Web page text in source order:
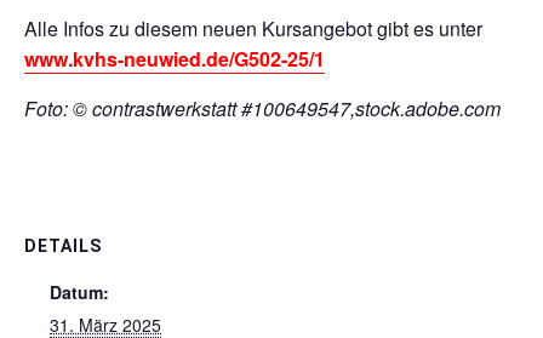
Alle Infos zu diesem neuen Kursangebot gibt es unter
www.kvhs-neuwied.de/G502-25/1
Foto: © contrastwerkstatt #100649547,stock.adobe.com
DETAILS
Datum:
31. März 2025